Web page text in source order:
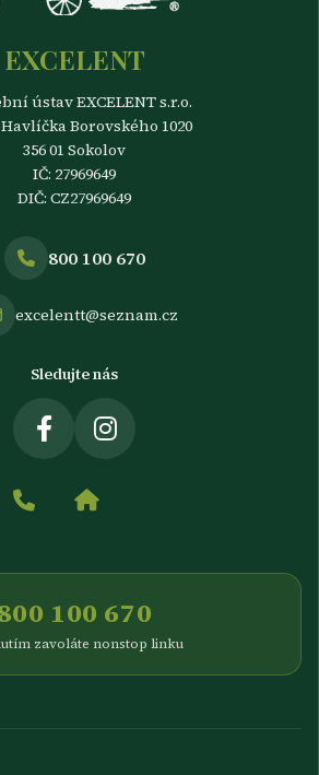
EXCELENT
ústav EXCELENT s.r.o.
Borovského 1020
356 01 Sokolov
IČ: 27969649
DIČ: CZ27969649
800 100 670
excelentt@seznam.cz
Sledujte nás
100 670
zavoláte nonstop linku